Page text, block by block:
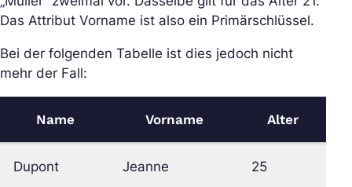
Das Attribut Vorname ist also ein Primärschlüssel.
Bei der folgenden Tabelle ist dies jedoch nicht
mehr der Fall:
Name Vorname Alter
Dupont Jeanne 25